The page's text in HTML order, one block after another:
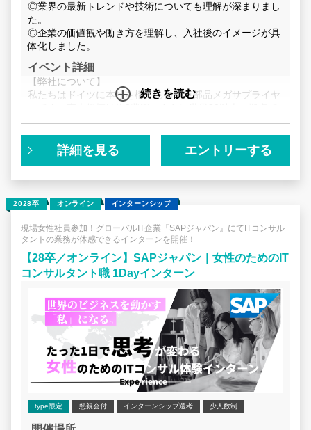
◎業界の最新トレンドや技術についても理解が深まりまし
た。
◎企業の価値観や働き方を理解し、入社後のイメージが具
体化しました。
イベント詳細
【弊社について】
私たちはドイツに本社を構える自動車部品メガサプライヤ
ビジネスを展開するグローバル企業です。2025年9月18日
にコンチネンタルから独立し、新会社 AUMOVIO SE（オ
モビオ エスイー） としてドイツで上場しました。日本法
人も合わせて「AUMOVIO（オモビオ）」へ名称を変更
向けた電子製品や、高度なモビリティソリューションを通
じて、Safe, Exciting, Connected and Autonomousの実現
を目指します。
実際にイベントへご参加いただき、弊社の仕事はもちろ
ん、カルチャーを体験いただければと思っております。
続きを読む
詳細を見る エントリーする
2028卒 オンライン インターンシップ
現場女性社員参加！グローバルIT企業『SAPジャパン』にてITコンサル
タントの業務が体感できるインターンを開催！
【28卒／オンライン】SAPジャパン｜女性のためのIT
コンサルタント職 1Dayインターン
type限定 懇親会付 インターンシップ選考 少人数制